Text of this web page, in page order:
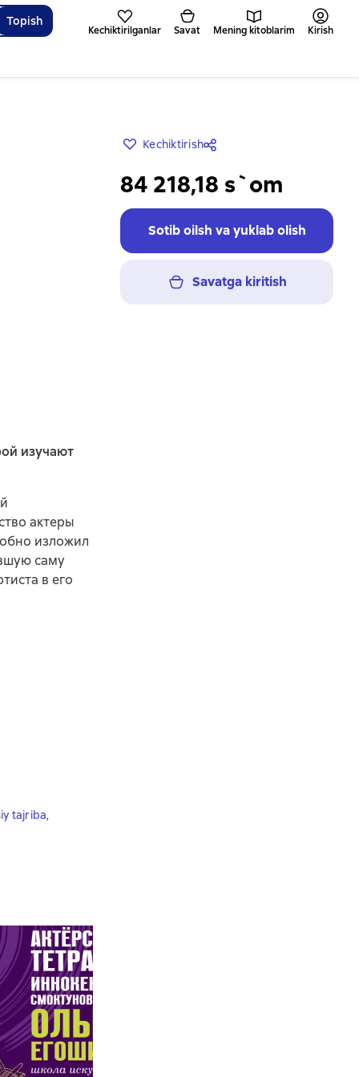
Topish
Kechiktirilganlar Savat Mening kitoblarim Kirish
Kechiktirish
84 218,18 s`om
Sotib oilsh va yuklab olish
Savatga kiritish
изучают
актеры
изложил
саму
в его
tajriba,